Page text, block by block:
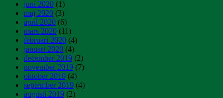
juni 2020 (1)
maj 2020 (3)
april 2020 (6)
mars 2020 (11)
februari 2020 (4)
januari 2020 (4)
december 2019 (2)
november 2019 (7)
oktober 2019 (4)
september 2019 (4)
augusti 2019 (2)